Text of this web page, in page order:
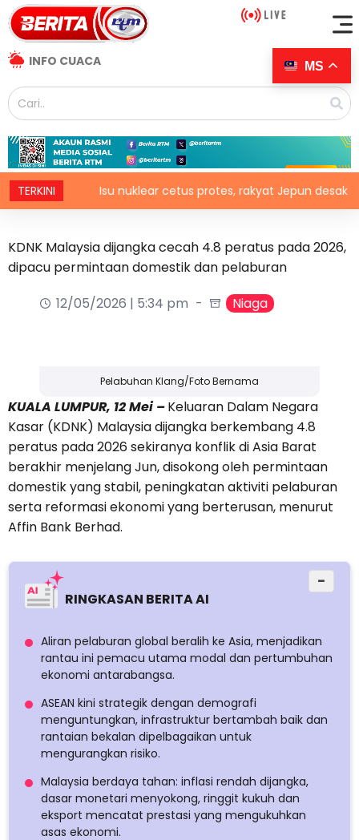
INFO CUACA
TERKINIIsu nuklear cetus protes, rakyat Jepun desak dasar
KDNK Malaysia dijangka cecah 4.8 peratus pada 2026,
dipacu permintaan domestik dan pelaburan
12/05/2026 | 5:34 pm
Niaga
Pelabuhan Klang/Foto Bernama
KUALA LUMPUR, 12 Mei –Keluaran Dalam Negara
Kasar (KDNK) Malaysia dijangka berkembang 4.8
peratus pada 2026 sekiranya konflik di Asia Barat
berakhir menjelang Jun, disokong oleh permintaan
domestik yang stabil, peningkatan aktiviti pelaburan
serta reformasi ekonomi yang berterusan, menurut
Affin Bank Berhad.
RINGKASAN BERITA AI
−
Aliran pelaburan global beralih ke Asia, menjadikan
rantau ini pemacu utama modal dan pertumbuhan
ekonomi antarabangsa.
ASEAN kini strategik dengan demografi
menguntungkan, infrastruktur bertambah baik dan
rantaian bekalan dipelbagaikan untuk
mengurangkan risiko.
Malaysia berdaya tahan: inflasi rendah dijangka,
dasar monetari menyokong, ringgit kukuh dan
eksport mencatat prestasi yang mengukuhkan
asas ekonomi.
MS